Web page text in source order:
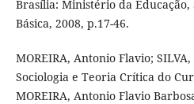
Brasília: Ministério da
Básica, 2008, p.17-46.
MOREIRA, Antonio Flavio;
Sociologia e Teoria Crítica do
MOREIRA, Antonio Flavio